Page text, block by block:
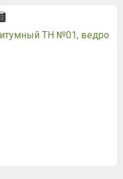
ТН №01, ведро